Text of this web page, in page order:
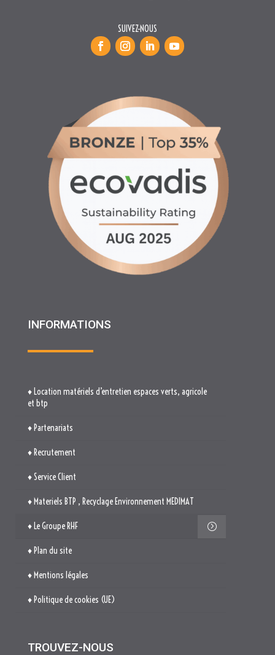
SUIVEZ-NOUS
INFORMATIONS
♦ Location matériels d’entretien espaces verts, agricole
et btp
♦ Partenariats
♦ Recrutement
♦ Service Client
♦ Materiels BTP , Recyclage Environnement MEDIMAT
♦ Le Groupe RHF
♦ Plan du site
♦ Mentions légales
♦ Politique de cookies (UE)
TROUVEZ-NOUS